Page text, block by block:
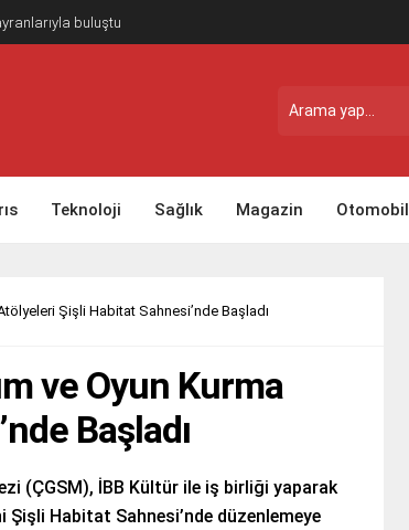
buluştu
Teknoloji Sağlık Magazin Otomobil
Şişli Habitat Sahnesi’nde Başladı
ve Oyun Kurma
Başladı
(ÇGSM), İBB Kültür ile iş birliği yaparak
Şişli Habitat Sahnesi’nde düzenlemeye